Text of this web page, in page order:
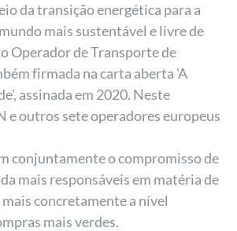
da transição energética para a
mais sustentável e livre de
Operador de Transporte de
firmada na carta aberta 'A
assinada em 2020. Neste
e outros sete operadores europeus
conjuntamente o compromisso de
mais responsáveis em matéria de
concretamente a nível
mais verdes.